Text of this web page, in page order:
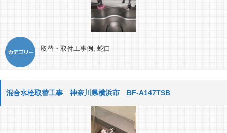
取替・取付工事例 , 蛇口
混合水栓取替工事 神奈川県横浜市 BF-A147TSB